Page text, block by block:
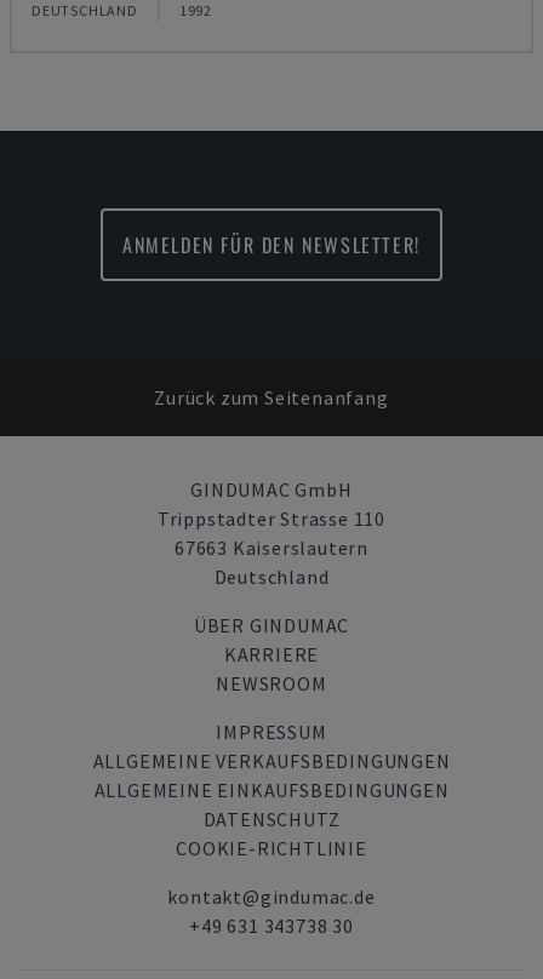
DEUTSCHLAND 1992
ANMELDEN FÜR DEN NEWSLETTER!
Zurück zum Seitenanfang
GINDUMAC GmbH
Trippstadter Strasse 110
67663 Kaiserslautern
Deutschland
ÜBER GINDUMAC
KARRIERE
NEWSROOM
IMPRESSUM
ALLGEMEINE VERKAUFSBEDINGUNGEN
ALLGEMEINE EINKAUFSBEDINGUNGEN
DATENSCHUTZ
COOKIE-RICHTLINIE
kontakt@gindumac.de
+49 631 343738 30